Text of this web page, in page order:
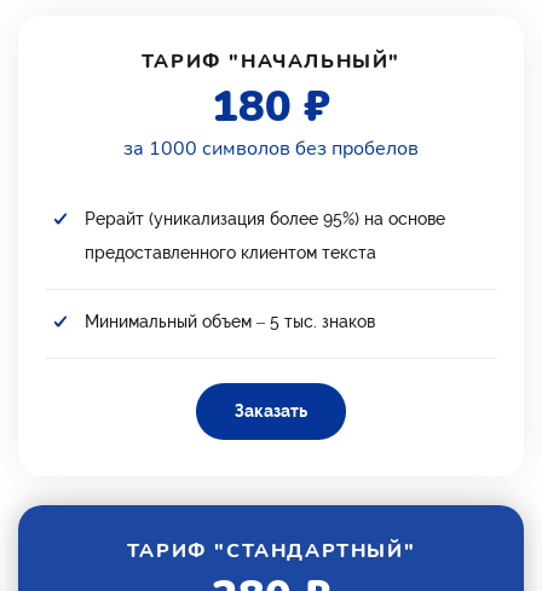
ТАРИФ "НАЧАЛЬНЫЙ"
180 ₽
за 1000 символов без пробелов
Рерайт (уникализация более 95%) на основе
предоставленного клиентом текста
Минимальный объем – 5 тыс. знаков
Заказать
ТАРИФ "СТАНДАРТНЫЙ"